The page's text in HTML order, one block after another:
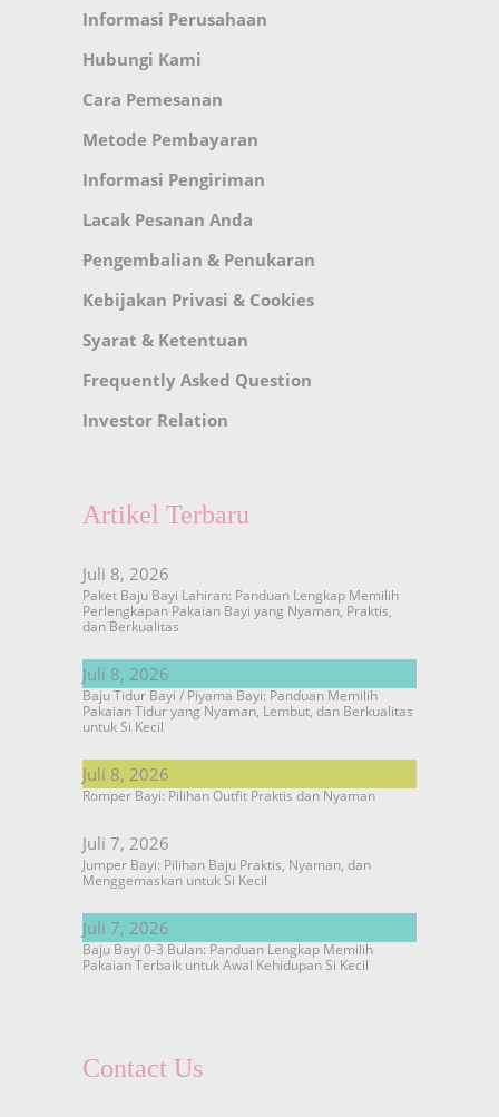
Informasi Perusahaan
Hubungi Kami
Cara Pemesanan
Metode Pembayaran
Informasi Pengiriman
Lacak Pesanan Anda
Pengembalian & Penukaran
Kebijakan Privasi & Cookies
Syarat & Ketentuan
Frequently Asked Question
Investor Relation
Artikel Terbaru
Juli 8, 2026
Paket Baju Bayi Lahiran: Panduan Lengkap Memilih
Perlengkapan Pakaian Bayi yang Nyaman, Praktis,
dan Berkualitas
Juli 8, 2026
Baju Tidur Bayi / Piyama Bayi: Panduan Memilih
Pakaian Tidur yang Nyaman, Lembut, dan Berkualitas
untuk Si Kecil
Juli 8, 2026
Romper Bayi: Pilihan Outfit Praktis dan Nyaman
Juli 7, 2026
Jumper Bayi: Pilihan Baju Praktis, Nyaman, dan
Menggemaskan untuk Si Kecil
Juli 7, 2026
Baju Bayi 0-3 Bulan: Panduan Lengkap Memilih
Pakaian Terbaik untuk Awal Kehidupan Si Kecil
Contact Us